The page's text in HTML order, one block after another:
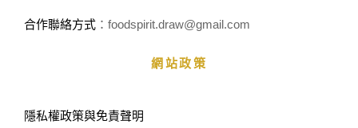
合作聯絡方式 ：foodspirit.draw@gmail.com
網站政策
隱私權政策與免責聲明